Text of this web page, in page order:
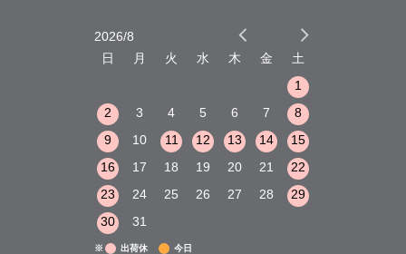
2026/8
日
月 火 水 木 金
土
1
2
3 4 5 6 7
8
9
10 11 12 13 14
15
16
17 18 19 20 21
22
23
24 25 26 27 28
29
30
31
※ 出荷休 今日